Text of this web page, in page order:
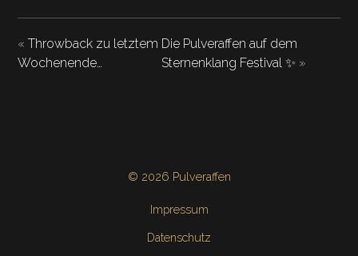
Pulveraffen
🤝
«Throwback zu letztem
Wochenende…
Die Pulveraffen auf dem
Sternenklang Festival ✨ »
© 2026 Pulveraffen
Impressum
Datenschutz